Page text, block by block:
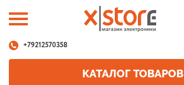
+79212570358
КАТАЛОГ ТОВАРОВ